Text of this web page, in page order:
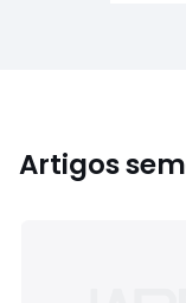
Artigos